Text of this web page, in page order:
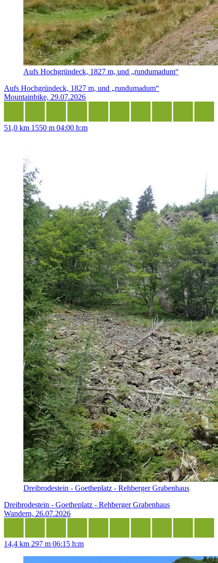
Aufs Hochgründeck, 1827 m, und „rundumadum“
Aufs Hochgründeck, 1827 m, und „rundumadum“
Mountainbike, 29.07.2026
51,0 km 1550 m 04:00 h:m
Dreibrodestein - Goetheplatz - Rehberger Grabenhaus
Dreibrodestein - Goetheplatz - Rehberger Grabenhaus
Wandern, 26.07.2026
14,4 km 297 m 06:15 h:m